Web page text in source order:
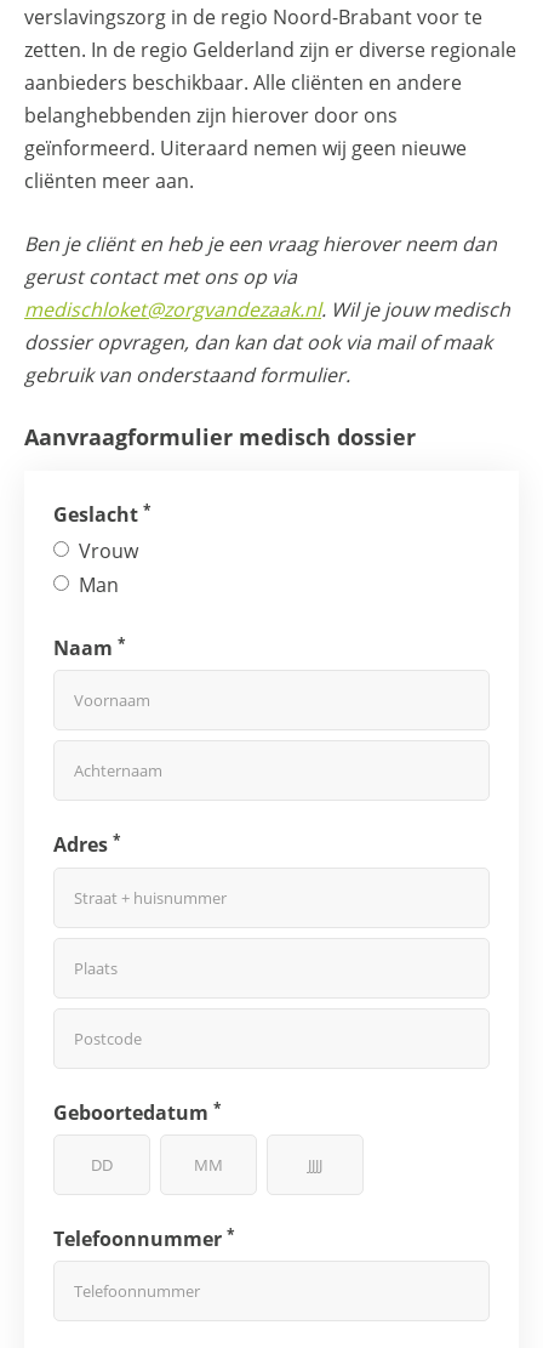
verslavingszorg in de regio Noord-Brabant voor te
zetten. In de regio Gelderland zijn er diverse regionale
aanbieders beschikbaar. Alle cliënten en andere
belanghebbenden zijn hierover door ons
geïnformeerd. Uiteraard nemen wij geen nieuwe
cliënten meer aan.
Ben je cliënt en heb je een vraag hierover neem dan
gerust contact met ons op via
medischloket@zorgvandezaak.nl. Wil je jouw medisch
dossier opvragen, dan kan dat ook via mail of maak
gebruik van onderstaand formulier.
Aanvraagformulier medisch dossier
Geslacht *
Vrouw
Man
Naam *
Adres *
Geboortedatum *
Telefoonnummer *